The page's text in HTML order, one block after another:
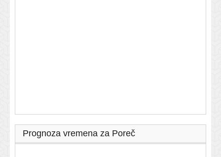
Prognoza vremena za Poreč